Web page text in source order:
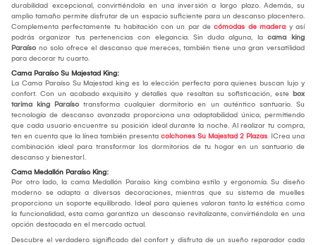
durabilidad excepcional, convirtiéndola en una inversión a largo plazo. Además, su
amplio tamaño permite disfrutar de un espacio suficiente para un descanso placentero.
Complementa perfectamente tu habitación con un par de cómodas de madera y así
podrás organizar tus pertenencias con elegancia. Sin duda alguna, la cama king
Paraíso no solo ofrece el descanso que mereces, también tiene una gran versatilidad
para decorar tu cuarto.
Cama Paraíso Su Majestad King:
La Cama Paraíso Su Majestad king es la elección perfecta para quienes buscan lujo y
confort. Con un acabado exquisito y detalles que resaltan su sofisticación, este box
tarima king Paraíso transforma cualquier dormitorio en un auténtico santuario. Su
tecnología de descanso avanzada proporciona una adaptabilidad única, permitiendo
que cada usuario encuentre su posición ideal durante la noche. Al realizar tu compra,
ten en cuenta que la línea también presenta colchones Su Majestad 2 Plazas. ¡Crea una
combinación ideal para transformar los dormitorios de tu hogar en un santuario de
descanso y bienestar!.
Cama Medallón Paraíso King:
Por otro lado, la cama Medallón Paraíso king combina estilo y ergonomía. Su diseño
moderno se adapta a diversas decoraciones, mientras que su sistema de muelles
proporciona un soporte equilibrado. Ideal para quienes valoran tanto la estética como
la funcionalidad, esta cama garantiza un descanso revitalizante, convirtiéndola en una
opción destacada en el mercado actual.
Descubre el verdadero significado del confort y disfruta de un sueño reparador cada